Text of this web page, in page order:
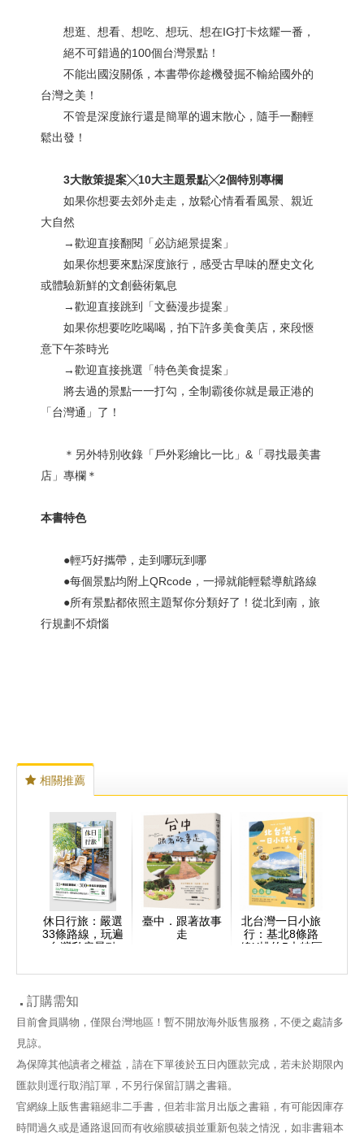
想逛、想看、想吃、想玩、想在IG打卡炫耀一番，
絕不可錯過的100個台灣景點！
不能出國沒關係，本書帶你趁機發掘不輸給國外的
台灣之美！
不管是深度旅行還是簡單的週末散心，隨手一翻輕
鬆出發！
3大散策提案╳10大主題景點╳2個特別專欄
如果你想要去郊外走走，放鬆心情看看風景、親近
大自然
→歡迎直接翻閱「必訪絕景提案」
如果你想要來點深度旅行，感受古早味的歷史文化
或體驗新鮮的文創藝術氣息
→歡迎直接跳到「文藝漫步提案」
如果你想要吃吃喝喝，拍下許多美食美店，來段愜
意下午茶時光
→歡迎直接挑選「特色美食提案」
將去過的景點一一打勾，全制霸後你就是最正港的
「台灣通」了！
＊另外特別收錄「戶外彩繪比一比」&「尋找最美書
店」專欄＊
本書特色
●輕巧好攜帶，走到哪玩到哪
●每個景點均附上QRcode，一掃就能輕鬆導航路線
●所有景點都依照主題幫你分類好了！從北到南，旅
行規劃不煩惱
相關推薦
休日行旅：嚴選
33條路線，玩遍
台灣私房景點
臺中．跟著故事
走
北台灣一日小旅
行：基北8條路
線X桃竹5大特區
玩樂要點
訂購需知
目前會員購物，僅限台灣地區！暫不開放海外販售服務，不便之處請多
見諒。
為保障其他讀者之權益，請在下單後於五日內匯款完成，若未於期限內
匯款則逕行取消訂單，不另行保留訂購之書籍。
官網線上販售書籍絕非二手書，但若非當月出版之書籍，有可能因庫存
時間過久或是通路退回而有收縮膜破損並重新包裝之情況，如非書籍本